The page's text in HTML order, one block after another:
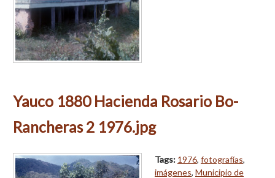
Yauco 1880 Hacienda Rosario Bo-
Rancheras 2 1976.jpg
Tags: 1976, fotografías,
imágenes, Municipio de